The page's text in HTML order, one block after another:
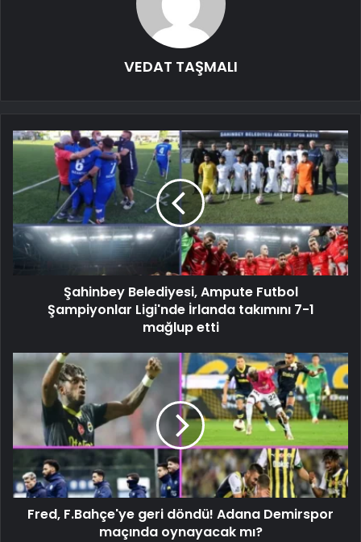
VEDAT TAŞMALI
Şahinbey Belediyesi, Ampute Futbol
Şampiyonlar Ligi'nde İrlanda takımını 7-1
mağlup etti
Fred, F.Bahçe'ye geri döndü! Adana Demirspor
maçında oynayacak mı?